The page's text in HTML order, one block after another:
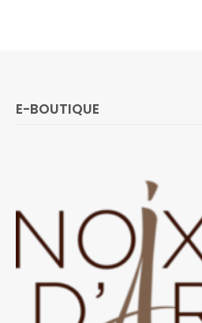
E-BOUTIQUE